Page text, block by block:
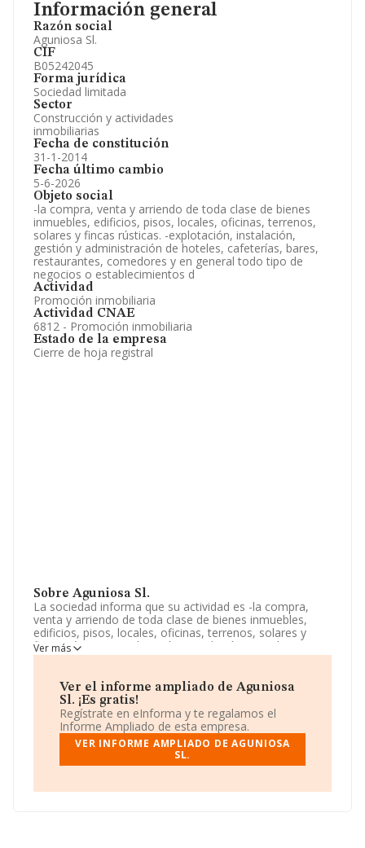
Información general
Razón social
Aguniosa Sl.
CIF
B05242045
Forma jurídica
Sociedad limitada
Sector
Construcción y actividades
inmobiliarias
Fecha de constitución
31-1-2014
Fecha último cambio
5-6-2026
Objeto social
-la compra, venta y arriendo de toda clase de bienes
inmuebles, edificios, pisos, locales, oficinas, terrenos,
solares y fincas rústicas. -explotación, instalación,
gestión y administración de hoteles, cafeterías, bares,
restaurantes, comedores y en general todo tipo de
negocios o establecimientos d
Actividad
Promoción inmobiliaria
Actividad CNAE
6812 - Promoción inmobiliaria
Estado de la empresa
Cierre de hoja registral
Sobre Aguniosa Sl.
La sociedad informa que su actividad es -la compra,
venta y arriendo de toda clase de bienes inmuebles,
edificios, pisos, locales, oficinas, terrenos, solares y
fincas rústicas. -explotación, instalación, gestión y
administración de hoteles, cafeterías, bares,
negocios o establecimientos d. La sociedad está inscrita
en el Registro Mercantil como Sociedad Limitada. Su
actividad CNAE es '%cnae%' con código 6812. No
realiza actividad de importación y/o exportación.
La empresa Aguniosa S.L, con CIF B05242045, se
encuentra en Plaza Melilla núm. 4 1, (05420), en el
león.
Ver más
Ver el informe ampliado de Aguniosa
Sl. ¡Es gratis!
Regístrate en eInforma y te regalamos el
Informe Ampliado de esta empresa.
VER INFORME AMPLIADO DE AGUNIOSA
SL.